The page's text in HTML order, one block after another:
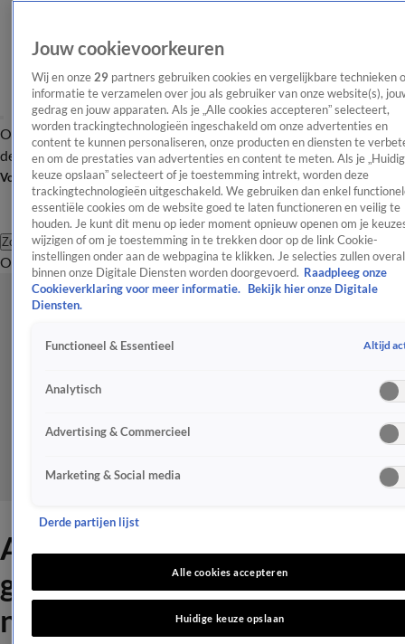
OverzichtAfleveringen Entertainment TV Algemeen
Tip
de redactieNieuwsbrief
Volg Shownieuws
Zoeken
OverzichtEntertainmentSpraakmakendRealityCrimeVideo's
Amy Rose geeft
gezondheidsupdate en showt
nieuw kapsel
Jouw cookievoorkeuren
Wij en onze 29 partners gebruiken cookies en vergelijkbare technieken
informatie te verzamelen over jou als gebruiker van onze website(s),
gedrag en jouw apparaten. Als je „Alle cookies accepteren” selecteert,
worden trackingtechnologieën ingeschakeld om onze advertenties en
content te kunnen personaliseren, onze producten en diensten te
en om de prestaties van advertenties en content te meten. Als je
keuze opslaan” selecteert of je toestemming intrekt, worden deze
trackingtechnologieën uitgeschakeld. We gebruiken dan enkel
essentiële cookies om de website goed te laten functioneren en veilig te
houden. Je kunt dit menu op ieder moment opnieuw openen om je
wijzigen of om je toestemming in te trekken door op de link Cookie-
instellingen onder aan de webpagina te klikken. Je selecties zullen overal
binnen onze Digitale Diensten worden doorgevoerd. Raadpleeg onze
Cookieverklaring voor meer informatie.
Bekijk hier onze Digitale
Diensten.
Functioneel & Essentieel Altijd
Analytisch
Advertising & Commercieel
Marketing & Social media
Derde partijen lijst
Alle cookies accepteren
Huidige keuze opslaan